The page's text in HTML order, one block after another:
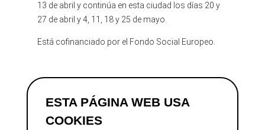
ESTA PÁGINA WEB USA
COOKIES
13 de abril y continúa en esta ciudad los días 20 y
27 de abril y 4, 11, 18 y 25 de mayo.
Está cofinanciado por el Fondo Social Europeo.